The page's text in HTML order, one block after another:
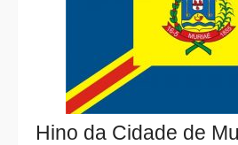
Hino da Cidade de